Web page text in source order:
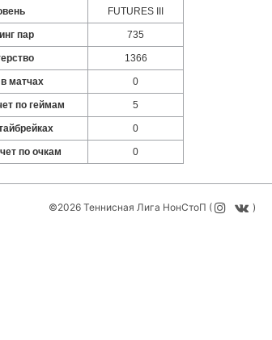
FUTURES III
пар 735
1366
матчах 0
по геймам 5
0
по очкам 0
©2026 Теннисная Лига НонСтоП ( )